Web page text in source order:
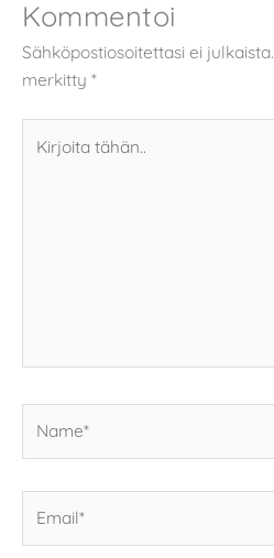
Kommentoi
Sähköpostiosoitettasi ei julkaista.
merkitty *
tähän..